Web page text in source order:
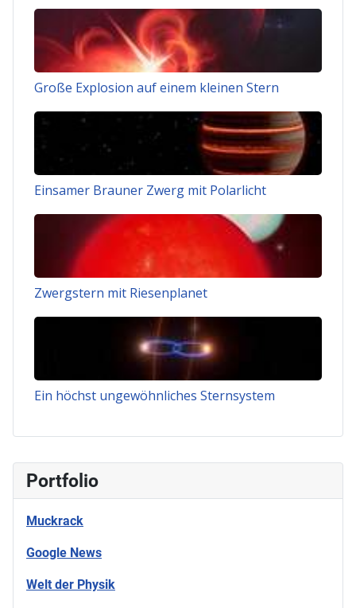
Portfolio
Muckrack
Google News
Welt der Physik
Große Explosion auf einem kleinen Stern
Einsamer Brauner Zwerg mit Polarlicht
Zwergstern mit Riesenplanet
Ein höchst ungewöhnliches Sternsystem